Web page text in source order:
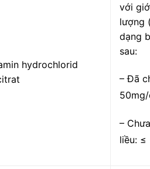
hydrochlorid
với
lượng
dạng
sau:
– Đã
–
liều: ≤